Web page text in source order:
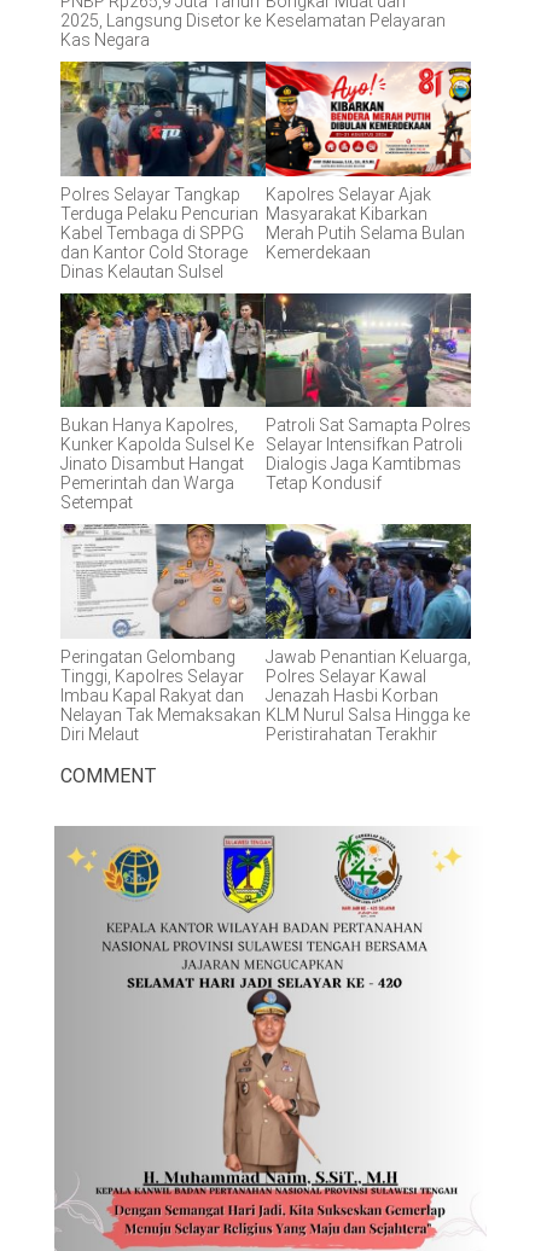
2025, Langsung Disetor ke
Kas Negara
Keselamatan Pelayaran
Polres Selayar Tangkap
Terduga Pelaku Pencurian
Kabel Tembaga di SPPG
dan Kantor Cold Storage
Dinas Kelautan Sulsel
Kapolres Selayar Ajak
Masyarakat Kibarkan
Merah Putih Selama Bulan
Kemerdekaan
Bukan Hanya Kapolres,
Kunker Kapolda Sulsel Ke
Jinato Disambut Hangat
Pemerintah dan Warga
Setempat
Patroli Sat Samapta Polres
Selayar Intensifkan Patroli
Dialogis Jaga Kamtibmas
Tetap Kondusif
Peringatan Gelombang
Tinggi, Kapolres Selayar
Imbau Kapal Rakyat dan
Nelayan Tak Memaksakan
Diri Melaut
Jawab Penantian Keluarga,
Polres Selayar Kawal
Jenazah Hasbi Korban
KLM Nurul Salsa Hingga ke
Peristirahatan Terakhir
COMMENT